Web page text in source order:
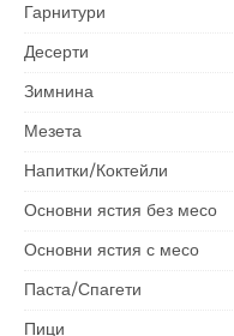
Гарнитури
Десерти
Зимнина
Мезета
Напитки/Коктейли
Основни ястия без месо
Основни ястия с месо
Паста/Спагети
Пици